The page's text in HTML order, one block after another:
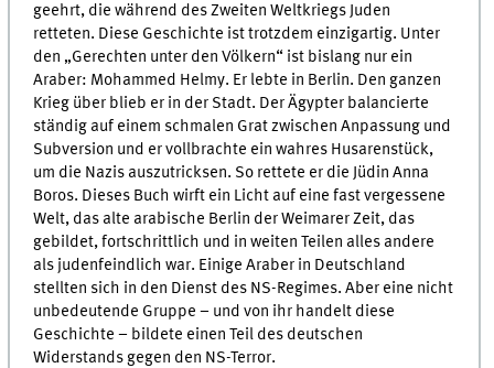
geehrt, die während des Zweiten Weltkriegs Juden
retteten. Diese Geschichte ist trotzdem einzigartig. Unter
den „Gerechten unter den Völkern“ ist bislang nur ein
Araber: Mohammed Helmy. Er lebte in Berlin. Den ganzen
Krieg über blieb er in der Stadt. Der Ägypter balancierte
ständig auf einem schmalen Grat zwischen Anpassung und
Subversion und er vollbrachte ein wahres Husarenstück,
um die Nazis auszutricksen. So rettete er die Jüdin Anna
Boros. Dieses Buch wirft ein Licht auf eine fast vergessene
Welt, das alte arabische Berlin der Weimarer Zeit, das
gebildet, fortschrittlich und in weiten Teilen alles andere
als judenfeindlich war. Einige Araber in Deutschland
stellten sich in den Dienst des NS-Regimes. Aber eine nicht
unbedeutende Gruppe – und von ihr handelt diese
Geschichte – bildete einen Teil des deutschen
Widerstands gegen den NS-Terror.